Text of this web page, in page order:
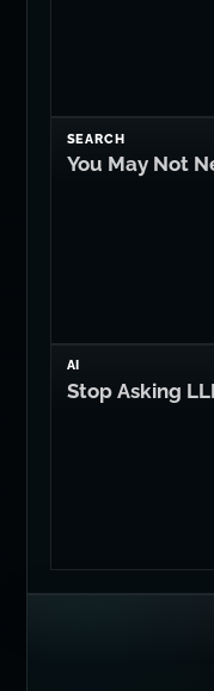
SEARCH
You May Not
AI
Stop Asking